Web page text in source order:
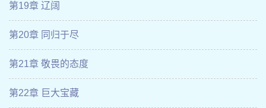
第19章 辽阔
第20章 同归于尽
第21章 敬畏的态度
第22章 巨大宝藏